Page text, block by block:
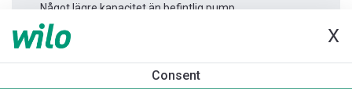
X
Consent
Något lägre kapacitet än befintlig pump.
Produktinformation